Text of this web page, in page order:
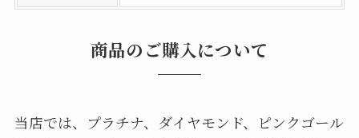
商品のご購入について
当店では、プラチナ、ダイヤモンド、ピンクゴール